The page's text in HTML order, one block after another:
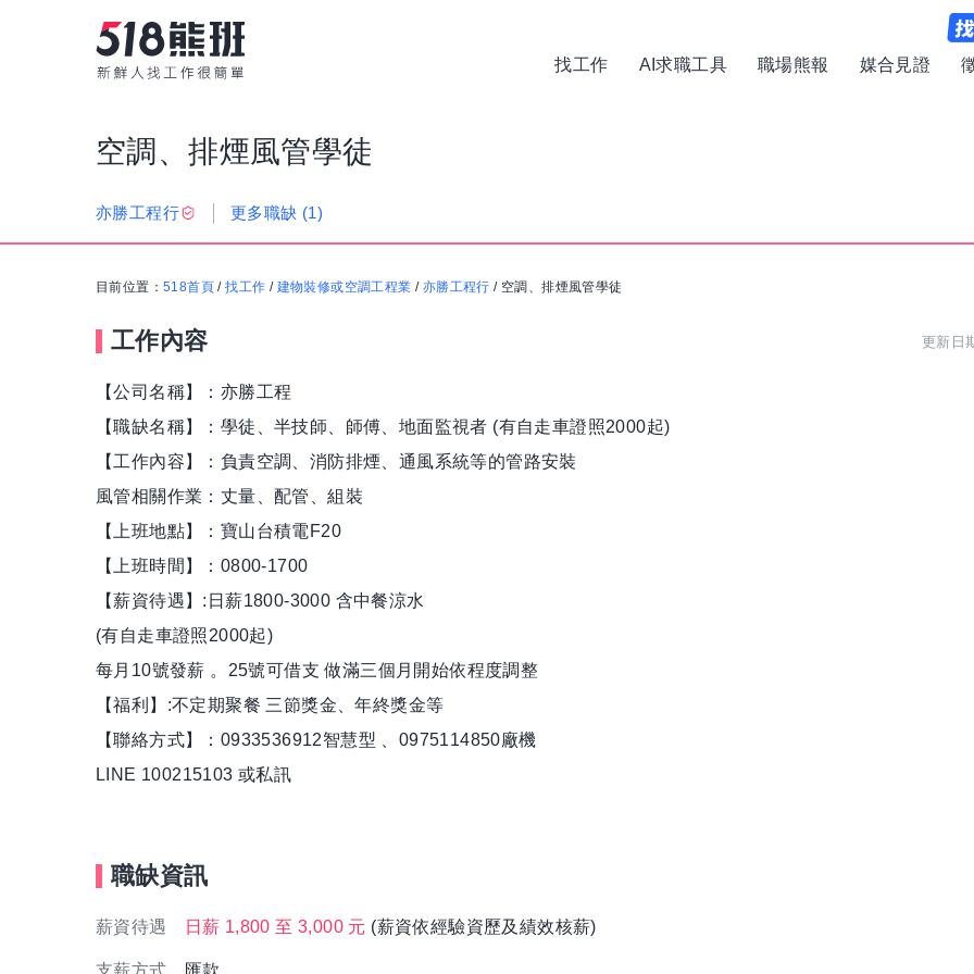
找工作 AI求職工具 職場熊報 媒合見證
空調、排煙風管學徒
亦勝工程行 更多職缺 (1)
目前位置： 518首頁 /找工作 / 建物裝修或空調工程業 / 亦勝工程行 / 空調、排煙風管學徒
工作內容 更新日
【公司名稱】：亦勝工程
【職缺名稱】：學徒、半技師、師傅、地面監視者 (有自走車證照2000起)
【工作內容】：負責空調、消防排煙、通風系統等的管路安裝
風管相關作業：丈量、配管、組裝
【上班地點】：寶山台積電F20
【上班時間】：0800-1700
【薪資待遇】:日薪1800-3000 含中餐涼水
(有自走車證照2000起)
每月10號發薪 。25號可借支 做滿三個月開始依程度調整
【福利】:不定期聚餐 三節獎金、年終獎金等
【聯絡方式】：0933536912智慧型 、0975114850廠機
LINE 100215103 或私訊
職缺資訊
薪資待遇 日薪 1,800 至 3,000 元 (薪資依經驗資歷及績效核薪)